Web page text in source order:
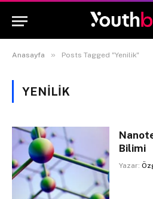
Anasayfa » Posts Tagged "Yenilik"
YENILIK
Bilimi
Yazar: